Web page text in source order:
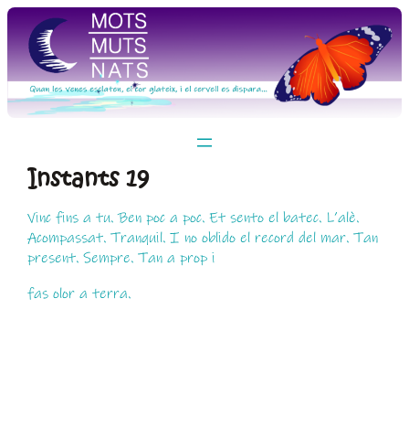
Vés
al
contingut
Instants 19
Vinc fins a tu. Ben poc a poc. Et sento el batec. L’alè.
Acompassat. Tranquil. I no oblido el record del mar. Tan
present. Sempre. Tan a prop i
fas olor a terra.